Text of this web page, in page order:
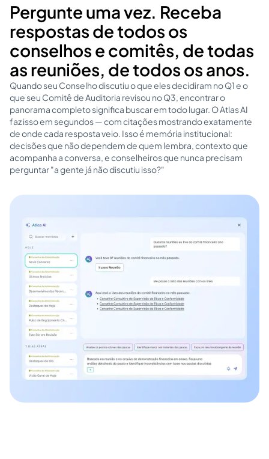
Pergunte uma vez. Receba
respostas de todos os
conselhos e comitês, de todas
as reuniões, de todos os anos.
Quando seu Conselho discutiu o que eles decidiram no Q1 e o
que seu Comitê de Auditoria revisou no Q3, encontrar o
panorama completo significa buscar em todo lugar. O Atlas AI
faz isso em segundos — com citações mostrando exatamente
de onde cada resposta veio. Isso é memória institucional:
decisões que não dependem de quem lembra, contexto que
acompanha a conversa, e conselheiros que nunca precisam
perguntar "a gente já não discutiu isso?"